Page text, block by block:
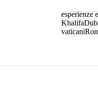
esperienze
Khalifa
vaticani